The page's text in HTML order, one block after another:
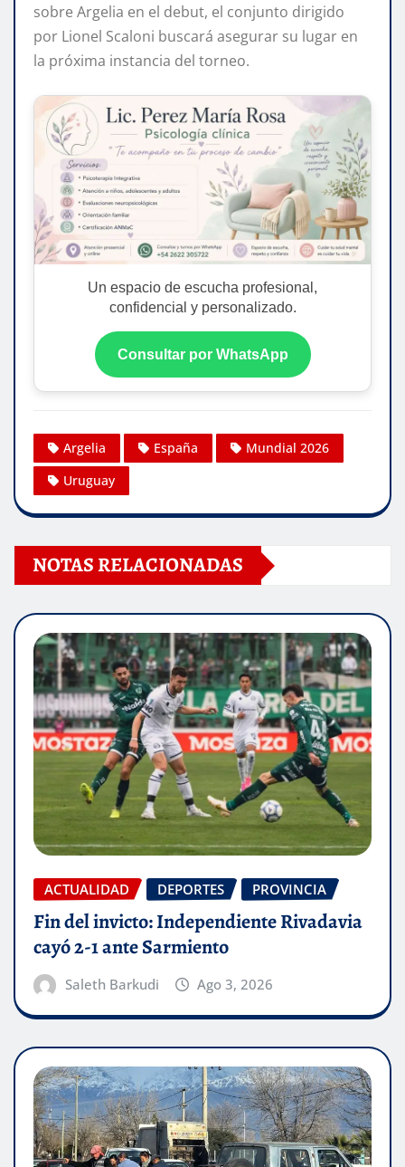
sobre Argelia en el debut, el conjunto dirigido
por Lionel Scaloni buscará asegurar su lugar en
la próxima instancia del torneo.
Un espacio de escucha profesional,
confidencial y personalizado.
Consultar por WhatsApp
Argelia España
Mundial 2026
Uruguay
NOTAS RELACIONADAS
ACTUALIDAD DEPORTES PROVINCIA
Fin del invicto: Independiente Rivadavia
cayó 2-1 ante Sarmiento
Saleth Barkudi Ago 3, 2026